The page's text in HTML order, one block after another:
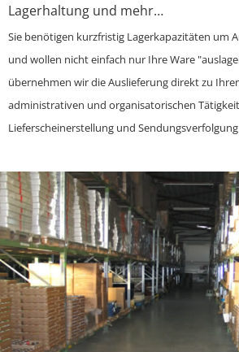
Lagerhaltung und mehr…
Sie benötigen kurzfristig Lagerkapazitäten um
und wollen nicht einfach nur Ihre Ware
übernehmen wir die Auslieferung direkt zu
administrativen und organisatorischen
Lieferscheinerstellung und